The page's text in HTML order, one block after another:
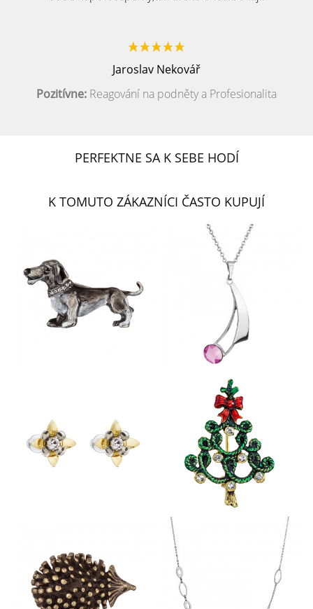
Jaroslav Nekovář
Pozitívne: Reagování na podněty a Profesionalita
PERFEKTNE SA K SEBE HODÍ
K TOMUTO ZÁKAZNÍCI ČASTO KUPUJÍ